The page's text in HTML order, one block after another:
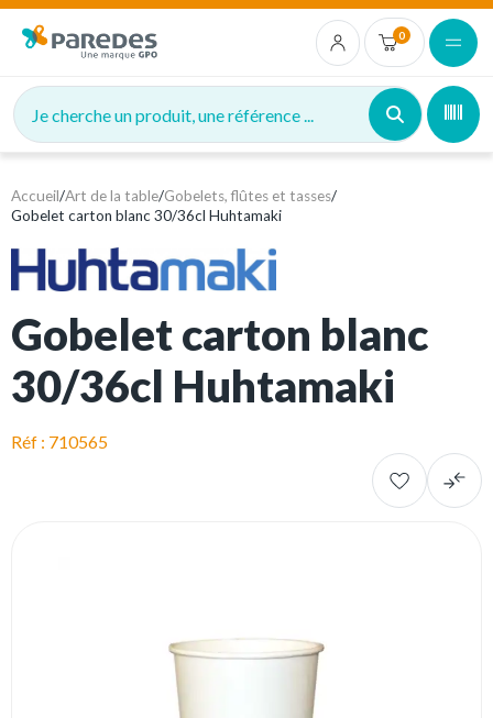
0
Je cherche un produit, une référence ...
Accueil/Art de la table/Gobelets, flûtes et tasses/
Gobelet carton blanc 30/36cl Huhtamaki
Gobelet carton blanc
30/36cl Huhtamaki
Réf : 710565